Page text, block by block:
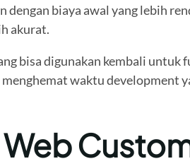
biaya awal yang lebih
akurat.
bisa digunakan kembali
waktu development